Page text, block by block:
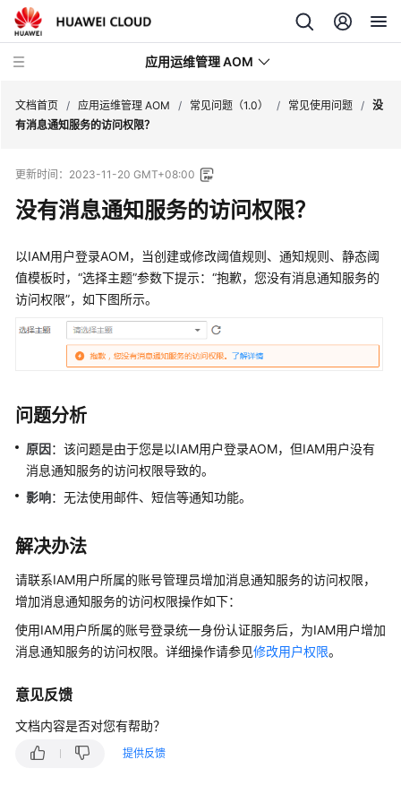
应用运维管理 AOM
新
动
态
产
品
介
明
快
入
户
指
南
实
践
API
文档首页 / 应用运维管理 AOM / 常见问题（1.0） / 常见使用问题 / 没
有消息通知服务的访问权限？
更新时间： 2023-11-20 GMT+08:00
没有消息通知服务的访问权限？
以IAM用户登录AOM，当创建或修改阈值规则、通知规则、静态阈
值模板时，“选择主题”参数下提示：“抱歉，您没有消息通知服务的
访问权限”，如下图所示。
问题分析
原因：该问题是由于您是以IAM用户登录AOM，但IAM用户没有
消息通知服务的访问权限导致的。
影响：无法使用邮件、短信等通知功能。
解决办法
请联系IAM用户所属的账号管理员增加消息通知服务的访问权限，
增加消息通知服务的访问权限操作如下：
使用IAM用户所属的账号登录统一身份认证服务后，为IAM用户增加
消息通知服务的访问权限。详细操作请参见修改用户权限。
意见反馈
文档内容是否对您有帮助？
提供反馈